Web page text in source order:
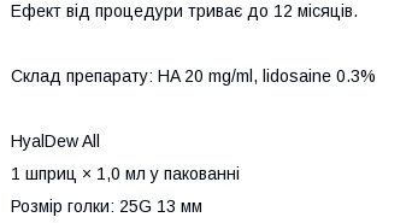
Ефект від процедури триває до 12 місяців.
Склад препарату: HA 20 mg/ml, lidosaine 0.3%
HyalDew All
1 шприц × 1,0 мл у пакованні
Розмір голки: 25G 13 мм